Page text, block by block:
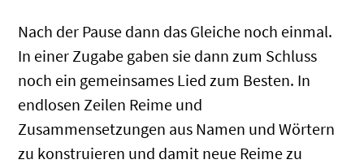
Nach der Pause dann das Gleiche noch einmal.
In einer Zugabe gaben sie dann zum Schluss
noch ein gemeinsames Lied zum Besten. In
endlosen Zeilen Reime und
Zusammensetzungen aus Namen und Wörtern
zu konstruieren und damit neue Reime zu